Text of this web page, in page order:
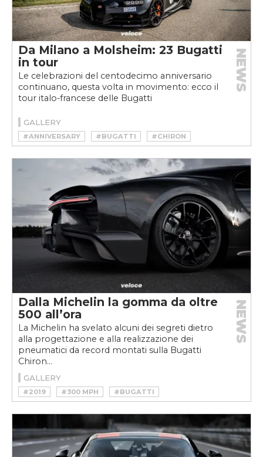
Da Milano a Molsheim: 23 Bugatti
in tour
Le celebrazioni del centodecimo anniversario
continuano, questa volta in movimento: ecco il
tour italo-francese delle Bugatti
NEWS
GALLERY
#ANNIVERSARY #BUGATTI
#CHIRON
#CHIRON 11O ANS
#CHIRON SPORT
#HYPERCAR
#MILANO
#MOLSHEIM
#VEYRON
#VEYRON 16.4
#VEYRON SS
#W16
Dalla Michelin la gomma da oltre
500 all’ora
La Michelin ha svelato alcuni dei segreti dietro
alla progettazione e alla realizzazione dei
pneumatici da record montati sulla Bugatti
Chiron...
NEWS
GALLERY
#2019 #300 MPH
#BUGATTI
#CHIRON
#HYPERCAR
#MICHELIN
#PILOT SPORT CUP 2
#SPEED RECORD